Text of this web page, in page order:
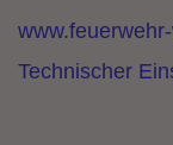
Technischer